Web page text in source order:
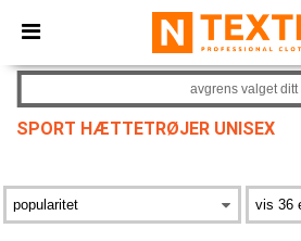
× Ntextil-app
Bedre priser i appen!
SPORT HÆTTETRØJER UNISEX
avgrens valget ditt